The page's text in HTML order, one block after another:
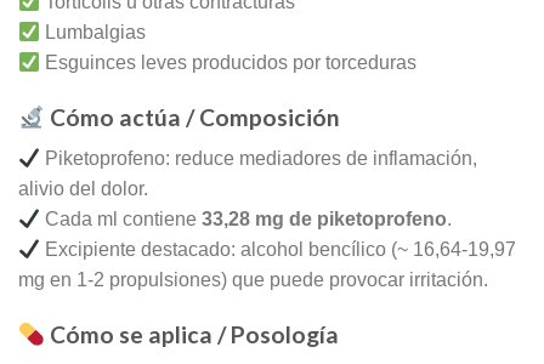
Lumbalgias
Esguinces leves producidos por torceduras
Cómo actúa / Composición
Piketoprofeno: reduce mediadores de inflamación,
alivio del dolor.
Cada ml contiene33,28 mg de piketoprofeno.
Excipiente destacado: alcohol bencílico (~ 16,64-19,97
mg en 1-2 propulsiones) que puede provocar irritación.
Cómo se aplica / Posología